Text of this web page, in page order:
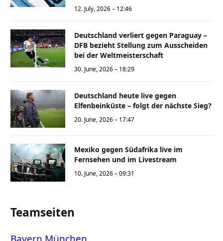
12. July, 2026 – 12:46
Deutschland verliert gegen Paraguay –
DFB bezieht Stellung zum Ausscheiden
bei der Weltmeisterschaft
30. June, 2026 – 18:29
Deutschland heute live gegen
Elfenbeinküste – folgt der nächste Sieg?
20. June, 2026 – 17:47
Mexiko gegen Südafrika live im
Fernsehen und im Livestream
10. June, 2026 – 09:31
Teamseiten